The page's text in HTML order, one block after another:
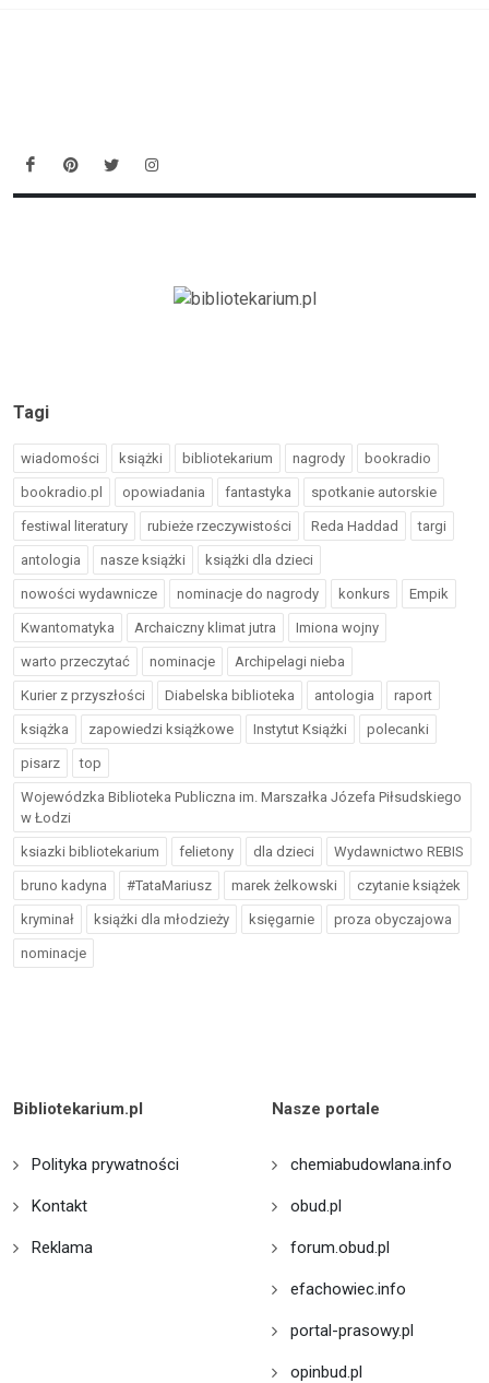
Tagi
wiadomości książki bibliotekarium nagrody bookradio
bookradio.pl opowiadania fantastyka spotkanie autorskie
festiwal literatury rubieże rzeczywistości Reda Haddad targi
antologia nasze książki książki dla dzieci
nowości wydawnicze nominacje do nagrody konkurs Empik
Kwantomatyka Archaiczny klimat jutra Imiona wojny
warto przeczytać nominacje Archipelagi nieba
Kurier z przyszłości Diabelska biblioteka antologia raport
książka zapowiedzi książkowe Instytut Książki polecanki
pisarz top
Wojewódzka Biblioteka Publiczna im. Marszałka Józefa Piłsudskiego
w Łodzi
ksiazki bibliotekarium felietony dla dzieci Wydawnictwo REBIS
bruno kadyna #TataMariusz marek żelkowski czytanie książek
kryminał książki dla młodzieży księgarnie proza obyczajowa
nominacje
Bibliotekarium.pl
Polityka prywatności
Kontakt
Reklama
Nasze portale
chemiabudowlana.info
obud.pl
forum.obud.pl
efachowiec.info
portal-prasowy.pl
opinbud.pl